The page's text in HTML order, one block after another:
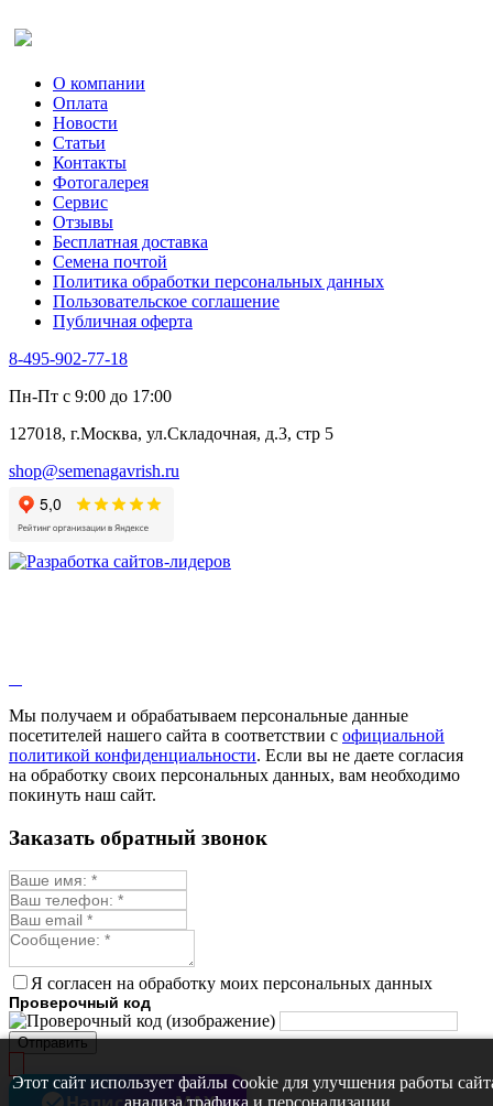
Тмин
Трава для чая
Туласи
Укроп
Фенхель пряный
Хризантема овощная
Цикорий пряный
Цикорий салатный (Витлуф)
Черемша
Шпинат
Щавель
Эндивий
Эстрагон
Алтей
Бессмертник
Валериана
Валерианелла
Гибискус лекарственный
Девясил
Душица
Змееголовник
Мыльнянка
Мята
Овсяный корень
Огуречная трава
Пустырник
Репешок
Синюха
Смесь лекарственных
Стевия
Тимьян ползучий (чабрец)
Фенхель лекарственный
Цикорий лекарственный
Череда лекарственная
Чернокорень
О компании
Оплата
Новости
Статьи
Контакты
Фотогалерея​
Сервис
Отзывы
Бесплатная доставка
Семена почтой
Политика обработки персональных данных
Пользовательское соглашение
Публичная оферта
8-495-902-77-18
Пн-Пт с 9:00 до 17:00
127018, г.Москва, ул.Складочная, д.3, стр 5
shop@semenagavrish.ru
Мы получаем и обрабатываем персональные данные
посетителей нашего сайта в соответствии с официальной
политикой конфиденциальности. Если вы не даете согласия
на обработку своих персональных данных, вам необходимо
покинуть наш сайт.
Этот сайт использует файлы cookie для улучшения работы
анализа трафика и персонализации
Заказать обратный звонок
Я согласен на обработку моих персональных данных
Проверочный код
Отправить